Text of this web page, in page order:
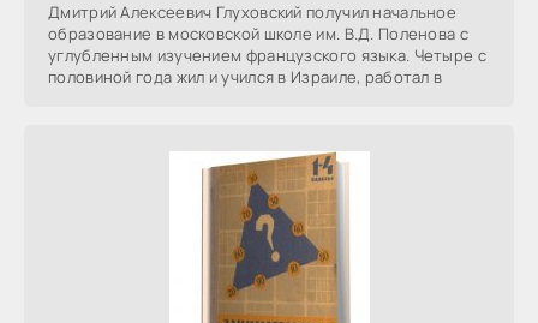
Дмитрий Алексеевич Глуховский получил начальное
образование в московской школе им. В.Д. Поленова с
углубленным изучением французского языка. Четыре с
половиной года жил и учился в Израиле, работал в